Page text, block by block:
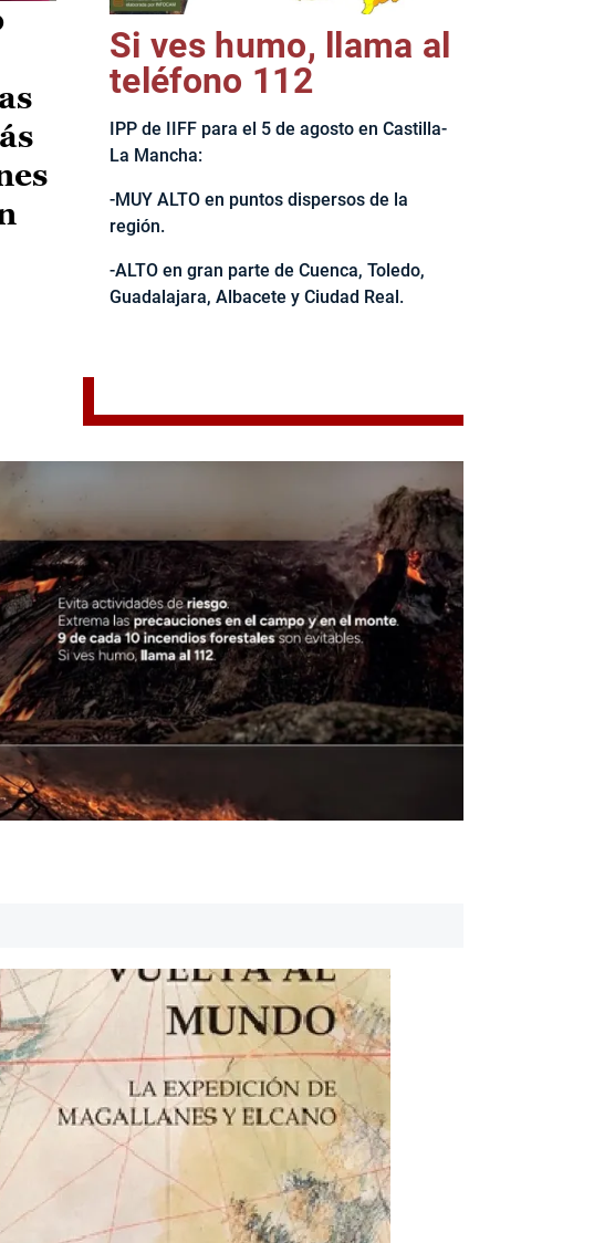
Si ves humo, llama al
teléfono 112
IPP de IIFF para el 5 de agosto en Castilla-
La Mancha:
-MUY ALTO en puntos dispersos de la
región.
-ALTO en gran parte de Cuenca, Toledo,
Guadalajara, Albacete y Ciudad Real.